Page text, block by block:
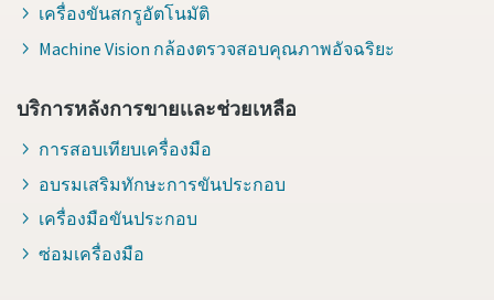
เครื่องขันสกรูอัตโนมัติ
Machine Vision กล้องตรวจสอบคุณภาพอัจฉริยะ
บริการหลังการขายเเละช่วยเหลือ
การสอบเทียบเครื่องมือ
อบรมเสริมทักษะการขันประกอบ
เครื่องมือขันประกอบ
ซ่อมเครื่องมือ